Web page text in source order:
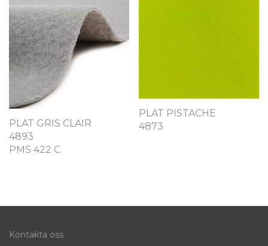
PLAT GRIS CLAIR
4893
PMS 422 C
PLAT PISTACHE
4873
Kontakta oss